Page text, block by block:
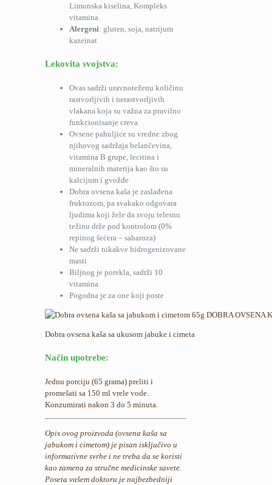
Limunska kiselina, Kompleks
vitamina.
Alergeni: gluten, soja, natrijum
kazeinat
Lekovita svojstva:
Ovas sadrži uravnoteženu količinu
rastvorljivih i nerastvorljivih
vlakana koja su važna za pravilno
funkcionisanje creva
Ovsene pahuljice su vredne zbog
njihovog sadržaja belančevina,
vitamina B grupe, lecitina i
mineralnih materija kao što su
kalcijum i gvožđe
Dobra ovsena kaša je zaslađena
fruktozom, pa svakako odgovara
ljudima koji žele da svoju telesnu
težinu drže pod kontrolom (0%
repinog šećera – saharoza)
Ne sadrži nikakve hidrogenizovane
masti
Biljnog je porekla, sadrži 10
vitamina
Pogodna je za one koji poste
Dobra ovsena kaša sa ukusom jabuke i cimeta
Način upotrebe:
Jednu porciju (65 grama) preliti i
promešati sa 150 ml vrele vode.
Konzumirati nakon 3 do 5 minuta.
Opis ovog proizvoda (ovsena kaša sa
jabukom i cimetom) je pisan isključivo u
informativne svrhe i ne treba da se koristi
kao zamena za stručne medicinske savete.
Poseta vašem doktoru je najbezbedniji